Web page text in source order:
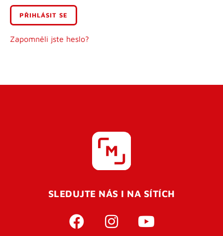
Zapomněli jste heslo?
Uživatelské jméno
Pro úspěšné dokončení registrace je potřeba
vaší e-mailovouadresu. Po úspěšném odeslání
SLEDUJTE NÁS I NA SÍTÍCH